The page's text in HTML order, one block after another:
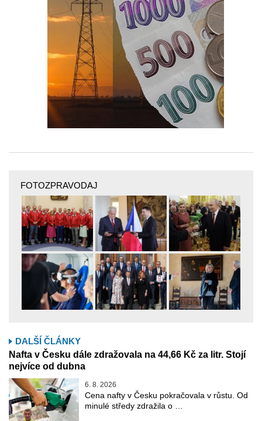
FOTOZPRAVODAJ
DALŠÍ ČLÁNKY
Nafta v Česku dále zdražovala na 44,66 Kč za litr. Stojí
nejvíce od dubna
6. 8. 2026
Cena nafty v Česku pokračovala v růstu. Od
minulé středy zdražila o …